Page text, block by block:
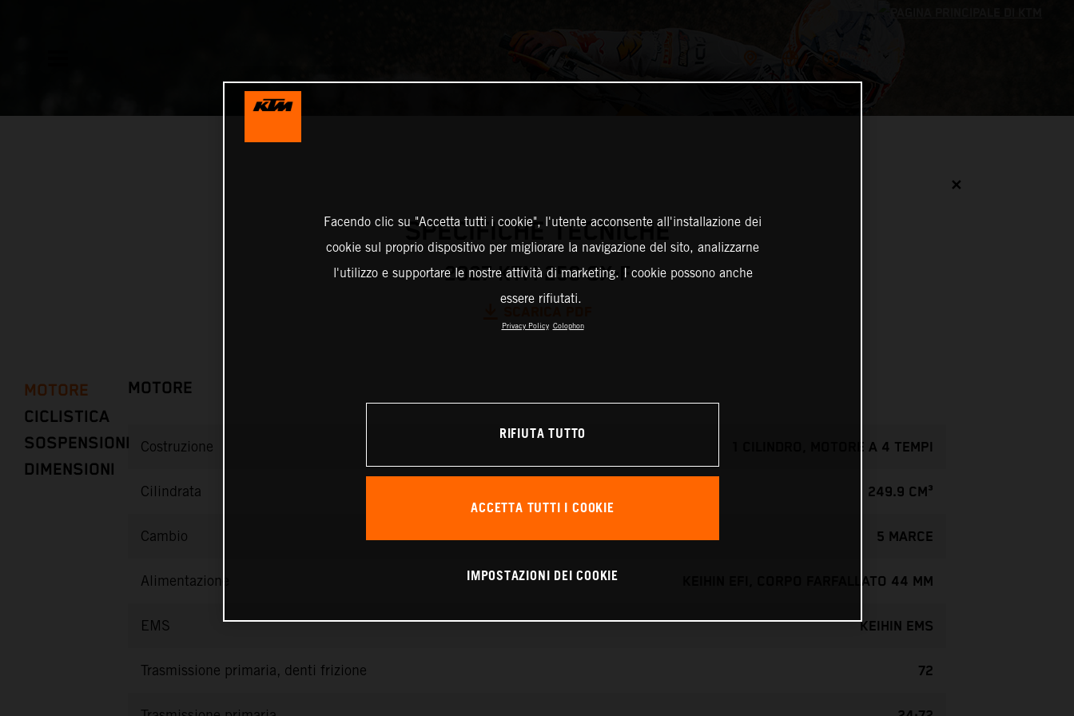
✕
SPECIFICHE TECNICHE
2027 KTM 250 SX-F
MOTORE
CICLISTICA
SOSPENSIONI
DIMENSIONI
MOTORE
Costruzione 1 CILINDRO, MOTORE A 4 TEMPI
Cilindrata 249.9 CM³
Cambio 5 MARCE
Alimentazione KEIHIN EFI, CORPO FARFALLATO 44 MM
EMS KEIHIN EMS
Trasmissione primaria, denti frizione 72
Facendo clic su "Accetta tutti i cookie", l'utente acconsente all'installazione dei
cookie sul proprio dispositivo per migliorare la navigazione del sito, analizzarne
l'utilizzo e supportare le nostre attività di marketing. I cookie possono anche
essere rifiutati.
Privacy Policy Colophon
RIFIUTA TUTTO
ACCETTA TUTTI I COOKIE
IMPOSTAZIONI DEI COOKIE